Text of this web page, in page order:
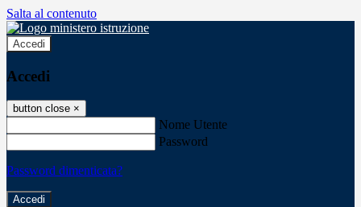
Salta al contenuto
Accedi
Accedi
button close ×
Nome Utente
Password
Password dimenticata?